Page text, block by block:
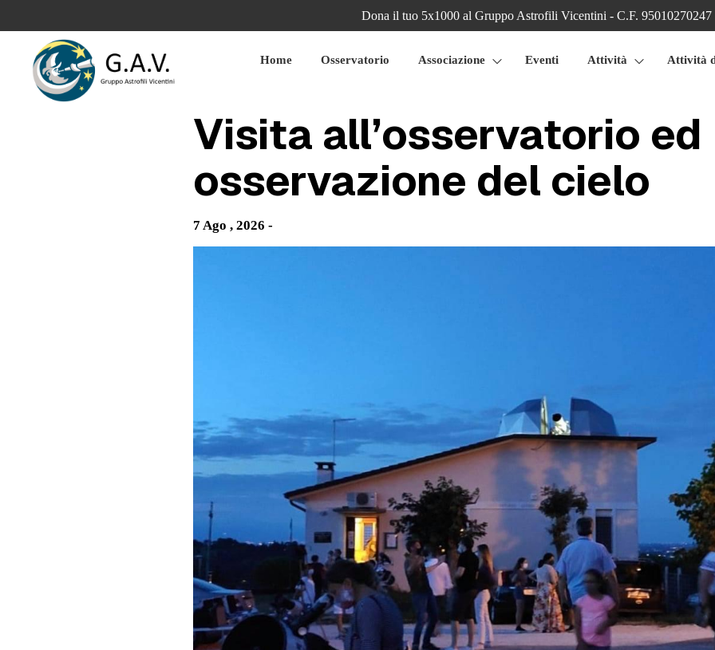
Dona il tuo 5x1000 al Gruppo Astrofili Vicentini - C.F. 95010270247
Home Osservatorio Associazione Eventi Attività Attività
Visita all’osservatorio ed
osservazione del cielo
7 Ago , 2026 -